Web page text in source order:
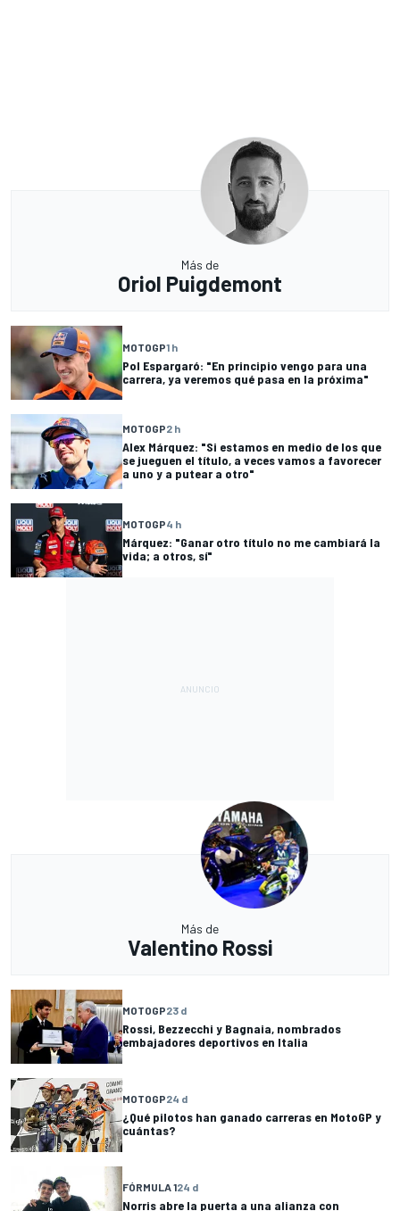
Más de
Oriol Puigdemont
MOTOGP1 h
Pol Espargaró: "En principio vengo para una
carrera, ya veremos qué pasa en la próxima"
MOTOGP2 h
Alex Márquez: "Si estamos en medio de los que
se jueguen el título, a veces vamos a favorecer
a uno y a putear a otro"
MOTOGP4 h
Márquez: "Ganar otro título no me cambiará la
vida; a otros, sí"
Más de
Valentino Rossi
MOTOGP23 d
Rossi, Bezzecchi y Bagnaia, nombrados
embajadores deportivos en Italia
MOTOGP24 d
¿Qué pilotos han ganado carreras en MotoGP y
cuántas?
FÓRMULA 124 d
Norris abre la puerta a una alianza con